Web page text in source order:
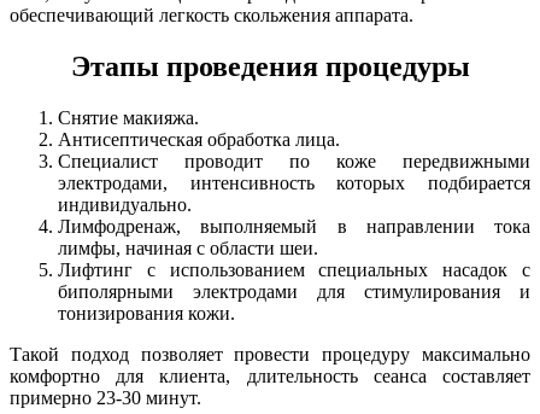
обеспечивающий легкость скольжения аппарата.
Этапы проведения процедуры
Снятие макияжа.
Антисептическая обработка лица.
Специалист проводит по коже передвижными
электродами, интенсивность которых подбирается
индивидуально.
Лимфодренаж, выполняемый в направлении тока
лимфы, начиная с области шеи.
Лифтинг с использованием специальных насадок с
биполярными электродами для стимулирования и
тонизирования кожи.
Такой подход позволяет провести процедуру максимально
комфортно для клиента, длительность сеанса составляет
примерно 23-30 минут.